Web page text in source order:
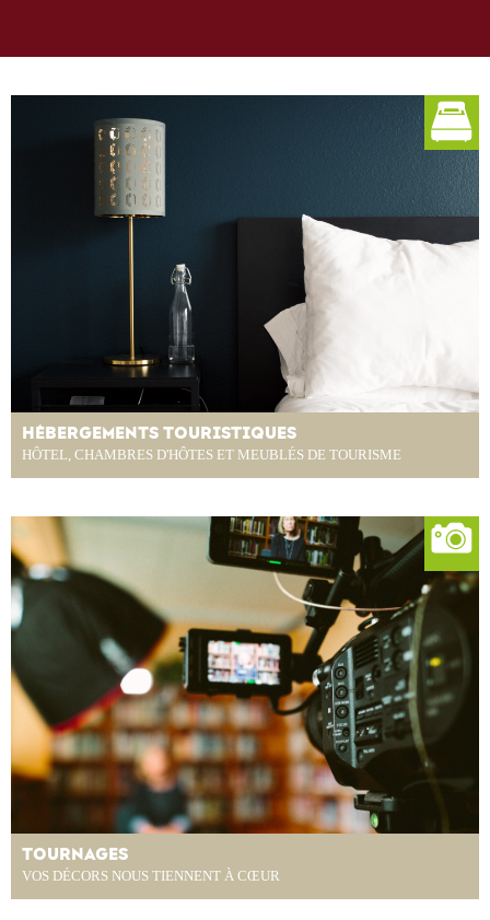
HÉBERGEMENTS TOURISTIQUES
HÔTEL, CHAMBRES D'HÔTES ET MEUBLÉS DE TOURISME
TOURNAGES
VOS DÉCORS NOUS TIENNENT À CŒUR